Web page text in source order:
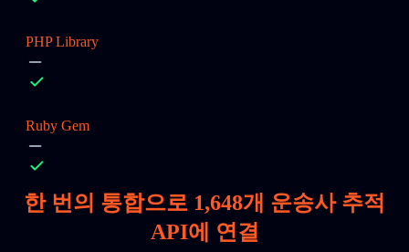
PHP Library
Ruby Gem
한 번의 통합으로 1,648개 운송사 추적
API에 연결